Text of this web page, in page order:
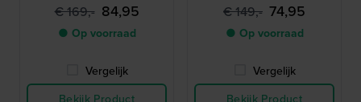
€ 169,- 84,95
● Op voorraad
Vergelijk
€ 149,- 74,95
● Op voorraad
Vergelijk